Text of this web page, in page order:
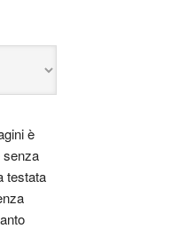
è
senza
testata